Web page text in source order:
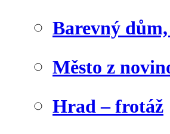
Barevný
Město z
Hrad – frotáž